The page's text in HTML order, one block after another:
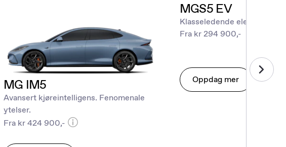
MG IM5
Avansert kjøreintelligens. Fenomenale
ytelser.
Fra kr 424 900,-
MGS5 EV
Klasseledende elektrisk
Fra kr 294 900,-
Oppdag mer